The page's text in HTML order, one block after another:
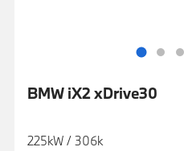
BMW iX2 xDrive30
225kW / 306k